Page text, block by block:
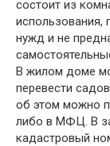
состоит из
использования,
нужд и не
В жилом доме
перевести
об этом можно
либо в МФЦ. В
кадастровый